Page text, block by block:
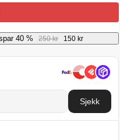
40 % 250 kr 150 kr
Sjekk